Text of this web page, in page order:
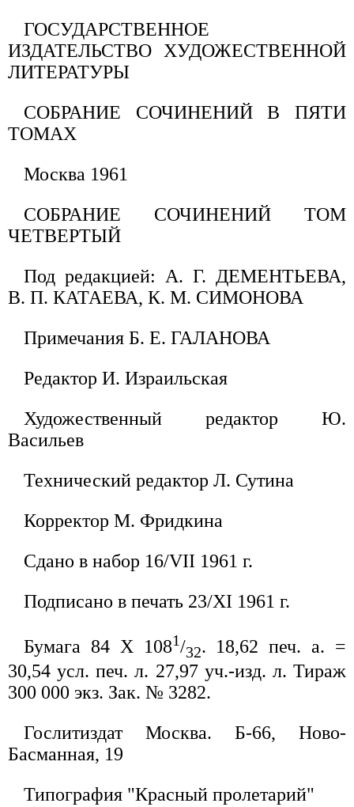
ГОСУДАРСТВЕННОЕ
ИЗДАТЕЛЬСТВО XУДОЖЕСТВЕННОЙ
ЛИТЕРАТУРЫ
СОБРАНИЕ СОЧИНЕНИЙ В ПЯТИ
ТОМАХ
Москва 1961
СОБРАНИЕ СОЧИНЕНИЙ ТОМ
ЧЕТВЕРТЫЙ
Под редакцией: А. Г. ДЕМЕНТЬЕВА,
В. П. КАТАЕВА, К. М. СИМОНОВА
Примечания Б. Е. ГАЛАНОВА
Редактор И. Израильская
Художественный редактор Ю.
Васильев
Технический редактор Л. Сутина
Корректор М. Фридкина
Сдано в набор 16/VII 1961 г.
Подписано в печать 23/XI 1961 г.
Бумага 84 X 1081/32. 18,62 печ. а. =
30,54 усл. печ. л. 27,97 уч.-изд. л. Тираж
300 000 экз. Зак. № 3282.
Гослитиздат Москва. Б-66, Ново-
Басманная, 19
Типография "Красный пролетарий"